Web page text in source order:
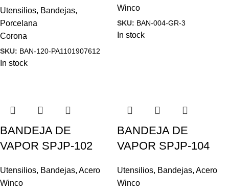
Utensilios, Bandejas,
Porcelana
Corona
SKU: BAN-120-PA1101907612
In stock
Winco
SKU: BAN-004-GR-3
In stock
BANDEJA DE
VAPOR SPJP-102
Utensilios, Bandejas, Acero
Winco
BANDEJA DE
VAPOR SPJP-104
Utensilios, Bandejas, Acero
Winco